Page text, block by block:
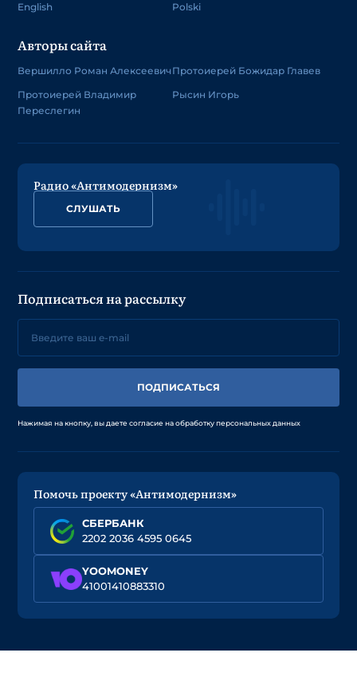
English
Polski
Авторы сайта
Вершилло Роман Алексеевич
Протоиерей Владимир
Переслегин
Протоиерей Божидар Главев
Рысин Игорь
Радио «Антимодернизм»
СЛУШАТЬ
Подписаться на рассылку
ПОДПИСАТЬСЯ
Нажимая на кнопку, вы даете согласие на обработку персональных данных
Помочь проекту «Антимодернизм»
СБЕРБАНК
2202 2036 4595 0645
YOOMONEY
41001410883310